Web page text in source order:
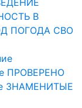
В
ПОГОДА СВО
ПРОВЕРЕНО
ЗНАМЕНИТЫЕ